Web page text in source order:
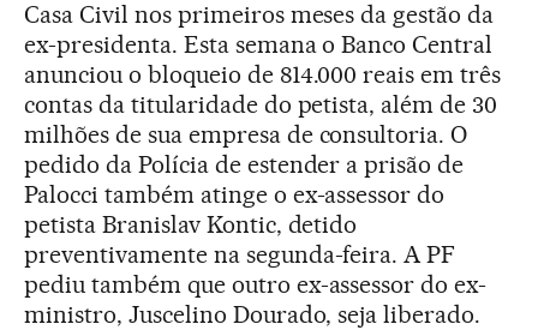
Casa Civil nos primeiros meses da gestão da
ex-presidenta. Esta semana o Banco Central
anunciou o bloqueio de 814.000 reais em três
contas da titularidade do petista, além de 30
milhões de sua empresa de consultoria. O
pedido da Polícia de estender a prisão de
Palocci também atinge o ex-assessor do
petista Branislav Kontic, detido
preventivamente na segunda-feira. A PF
pediu também que outro ex-assessor do ex-
ministro, Juscelino Dourado, seja liberado.